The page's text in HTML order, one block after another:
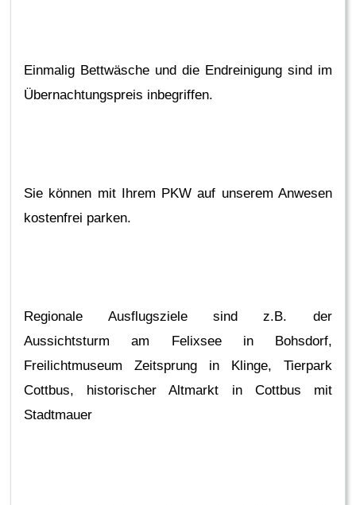
Einmalig Bettwäsche und die Endreinigung sind im
Übernachtungspreis inbegriffen.
Sie können mit Ihrem PKW auf unserem Anwesen
kostenfrei parken.
Regionale Ausflugsziele sind z.B. der
Aussichtsturm am Felixsee in Bohsdorf,
Freilichtmuseum Zeitsprung in Klinge, Tierpark
Cottbus, historischer Altmarkt in Cottbus mit
Stadtmauer